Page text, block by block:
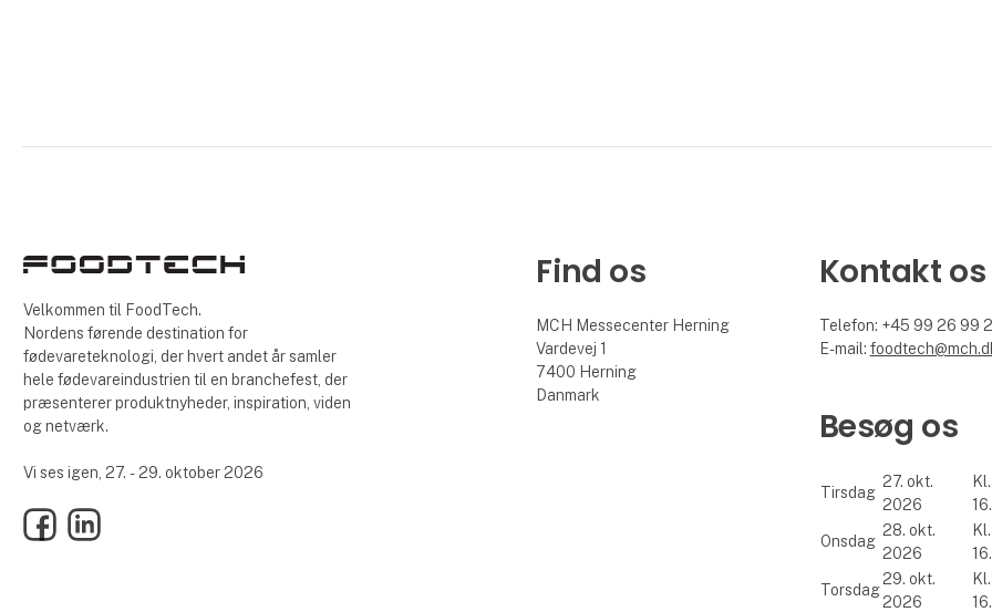
Velkommen til FoodTech.
Nordens førende destination for
fødevareteknologi, der hvert andet år samler
hele fødevareindustrien til en branchefest, der
præsenterer produktnyheder, inspiration, viden
og netværk.
Vi ses igen, 27. - 29. oktober 2026
FacebookLinkedIn
Find os
MCH Messecenter Herning
Vardevej 1
7400 Herning
Danmark
Kontakt os
Telefon: +45 99 26 99
E-mail:
Besøg os
Tirsdag
27. okt.
2026
Onsdag
28. okt.
2026
Torsdag
29. okt.
2026